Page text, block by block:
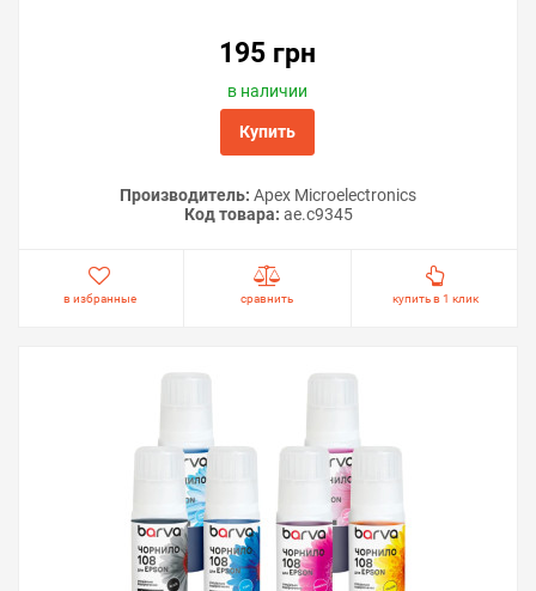
195 грн
в наличии
Купить
Производитель: Apex Microelectronics
Код товара: ae.c9345
в избранные сравнить купить в 1 клик